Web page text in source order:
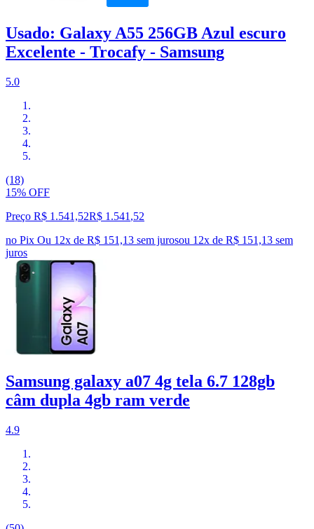
Usado: Galaxy A55 256GB Azul escuro
Excelente - Trocafy - Samsung
5.0
(18)
15% OFF
Preço R$ 1.541,52R$ 1.541 ,52
no Pix Ou 12x de R$ 151,13 sem jurosou 12x de R$ 151,13 sem
juros
Samsung galaxy a07 4g tela 6.7 128gb
câm dupla 4gb ram verde
4.9